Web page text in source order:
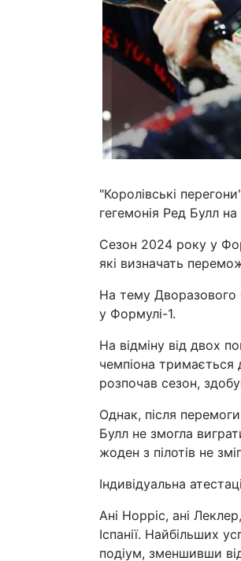
"Королівські
гегемонія Ред Булл
Сезон 2024 року у
які визначать
На тему Дворазового
у Формулі-1.
На відміну від двох
чемпіона
розпочав сезон,
Однак, після
Булл не змогла
жоден з пілотів не
Індивідуальна
Ані Норріс, ані
Іспанії. Найбільших
подіум, зменшивши